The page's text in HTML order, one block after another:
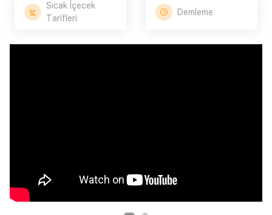
Sıcak İçecek
Tarifleri
Demleme